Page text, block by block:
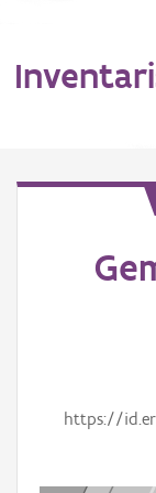
Erfgoedobject
https://